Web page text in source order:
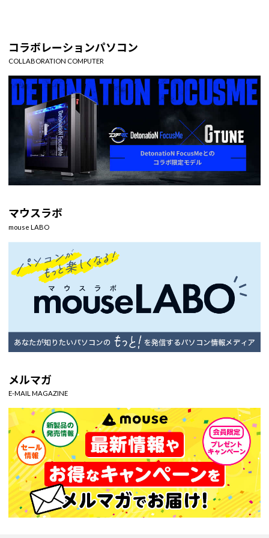
コラボレーションパソコン
COLLABORATION COMPUTER
マウスラボ
mouse LABO
メルマガ
E-MAIL MAGAZINE